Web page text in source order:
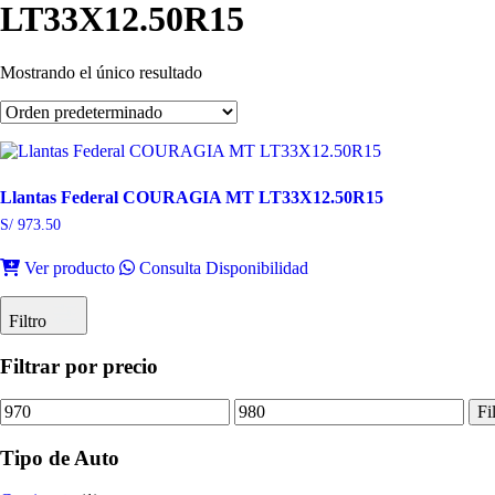
LT33X12.50R15
Mostrando el único resultado
Llantas Federal COURAGIA MT LT33X12.50R15
S/ 973.50
Ver producto Consulta Disponibilidad
Filtro
Filtrar por precio
Precio
mínimo
Precio
máximo
Tipo de Auto